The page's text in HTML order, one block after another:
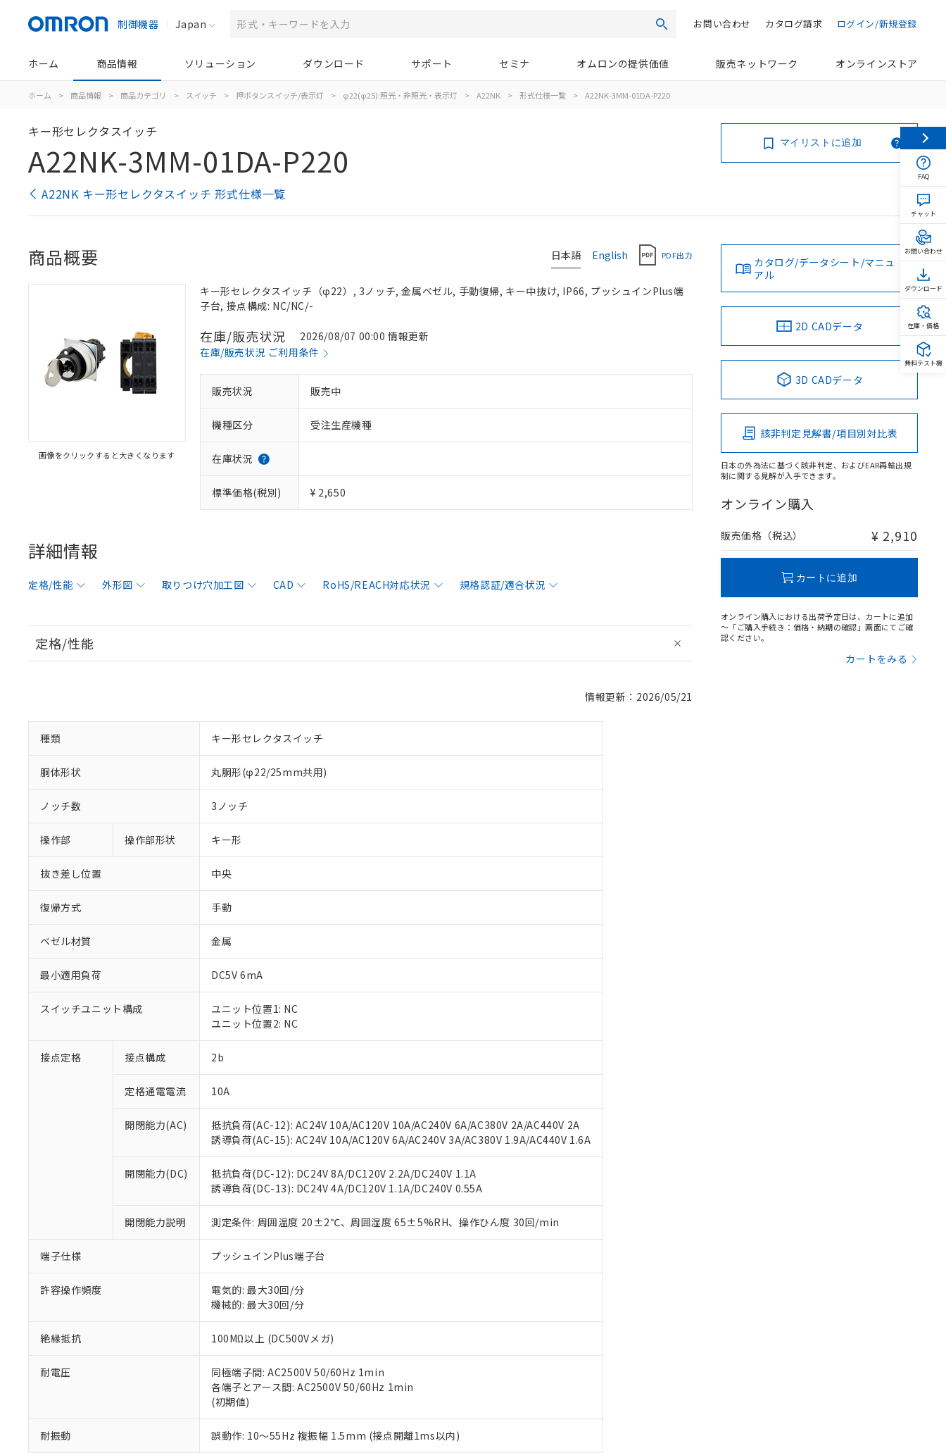
制御機器 Japan 検索 ログイン/新規登録
カタログ請求
お問い合わせ
ホーム 商品情報 ソリューション ダウンロード サポート セミナ オムロンの提供価値 販売ネットワーク オンラインストア
ホーム > 商品情報 > 商品カテゴリ > スイッチ > 押ボタンスイッチ/表示灯 > φ22(φ25):照光・非照光・表示灯 > A22NK > 形式仕様一覧 > A22NK-3MM-01DA-P220
キー形セレクタスイッチ
A22NK-3MM-01DA-P220
A22NK キー形セレクタスイッチ 形式仕様一覧
マイリストに追加
日本語 English PDF出力
商品概要
画像をクリックすると大きくなります
キー形セレクタスイッチ（φ22）, 3ノッチ, 金属ベゼル, 手動復帰, キー中抜け, IP66, プッシュインPlus端
子台, 接点構成: NC/NC/-
在庫/販売状況
2026/08/07 00:00 情報更新
在庫/販売状況 ご利用条件
販売状況 販売中
機種区分 受注生産機種
在庫状況
標準価格(税別) ¥ 2,650
詳細情報
定格/性能 外形図 取りつけ穴加工図 CAD RoHS/REACH対応状況 規格認証/適合状況
定格/性能
情報更新：2026/05/21
種類 キー形セレクタスイッチ
胴体形状 丸胴形(φ22/25mm共用)
ノッチ数 3ノッチ
操作部 操作部形状 キー形
抜き差し位置 中央
復帰方式 手動
ベゼル材質 金属
最小適用負荷 DC5V 6mA
スイッチユニット構成
ユニット位置1: NC
ユニット位置2: NC
接点定格 接点構成 2b
定格通電電流 10A
開閉能力(AC)
抵抗負荷(AC-12): AC24V 10A/AC120V 10A/AC240V 6A/AC380V 2A/AC440V 2A
誘導負荷(AC-15): AC24V 10A/AC120V 6A/AC240V 3A/AC380V 1.9A/AC440V 1.6A
開閉能力(DC)
抵抗負荷(DC-12): DC24V 8A/DC120V 2.2A/DC240V 1.1A
誘導負荷(DC-13): DC24V 4A/DC120V 1.1A/DC240V 0.55A
開閉能力説明 測定条件: 周囲温度 20±2℃、周囲湿度 65±5%RH、操作ひん度 30回/min
端子仕様 プッシュインPlus端子台
許容操作頻度
電気的: 最大30回/分
機械的: 最大30回/分
絶縁抵抗 100MΩ以上 (DC500Vメガ)
耐電圧
同極端子間: AC2500V 50/60Hz 1min
各端子とアース間: AC2500V 50/60Hz 1min
(初期値)
耐振動 誤動作: 10～55Hz 複振幅 1.5mm (接点開離1ms以内)
カタログ/データシート/マニュ
アル
2D CADデータ
3D CADデータ
該非判定見解書/項目別対比表
日本の外為法に基づく該非判定、およびEAR再輸出規
制に関する見解が入手できます。
オンライン購入
販売価格（税込） ¥ 2,910
カートに追加
オンライン購入における出荷予定日は、カートに追加
～「ご購入手続き：価格・納期の確認」画面にてご確
認ください。
カートをみる
ご利用条件
以下の条件をお読みいただき、同意のうえご利用ください。
くものです。
当社制御機器事業取扱商品の中には、本サービスの対象外となる商品もあることをご了承ください。
在庫状況および標準価格照会結果は、記載している更新日時点での社内データに基づき作成されるも
のであり、閲覧された時点での実際の在庫および標準価格とは異なる場合があることをご了承くださ
い。
正式な納期状況および標準価格はお客様のお取引先、またはお客様担当のオムロン制御機器販売店・
在庫状況および標準価格結果を当社の事前の承諾なく第三者に漏洩または開示しないようお願いしま
す。
マイパーツ機能（部品リスト作成サービス）をご利用いただくには、I-Webメンバーズにご登録され
ている必要があります。
お客様が当ウェブサイト上で当社にご登録された部品リストについて、当社および当社の共同利用者
が、当社の製品・サービスに関するお客様との取引・商談に必要な範囲で利用することをご了承くだ
さい。
※1 対応状況
対応済み：EU RoHS指令（10物質）の非含有に対応した製品が提供可能な商品です。
対応予定なし：EU RoHS指令（10物質）の非含有に非対応の商品で、対応品を出す予定はありません。
調査・確認中：EU RoHS指令（10物質）の非含有の対応状況を調査中または確認中の商品です。
仕入先様の事情により、非含有部品としていたものが、含有品と判明した場合などやむを得ず変更すること
があります。
鉛(Pb) 1000ppm以下、 水銀(Hg) 1000ppm以下、 カドミウム(Cd) 100ppm以下、
六価クロム(Cr(Ⅵ)) 1000ppm以下、ポリ臭化ビフェニル類(PBB) 1000ppm以下、ポリ臭化ジフェニルエーテル類(PBDE) 1000ppm以下、
フタル酸ビス(2-エチルヘキシル) (DEHP)(別名：DOP) 1000ppm以下、フタル酸ブチルベンジル（BBP） 1000ppm以下、フタル酸ジブチ
ル（DBP） 1000ppm以下、フタル酸ジイソブチル (DIBP) 1000ppm以下
但し、RoHS指令で産業用監視および制御機器に対する適用除外項目は除く。
フタル酸エステル類の４物質については閾値を超える意図的な使用がないことを確認しています。
部品在庫の切り替え状況などにより、予定月が前後することがあります。
※3 非含有証明書ダウンロード
下記の非含有証明書をダウンロードすることができます。
EU RoHS指令（10物質）の非含有証明書
51物質の非含有証明書（当社基準）
※本証明書は発行日時点で非含有を証明するもので、過去に遡って非含有を証明するものではありません。
※1 中国RoHS○×表
「○」：最大均質材料含有率が中国RoHSの基準値以下であることを示します。
「×」：最大均質材料含有率が中国RoHSの基準値を超えていることを示します。
「－」：未確認です。当社販売部門へお問い合わせください。
Cr(Ⅵ)(六価クロム) : 1000ppm、 PBBs(ポリ臭化ビフェニル類) : 1000ppm、 PBDEs(ポリ臭化ジフェニルエーテル類) : 1000ppm、
※2 環境保護使用期限
「ｅ」：有害物質（10物質）のすべてが基準値以下であることを示します。
味します。
「－」：未確認です。当社販売部門へお問い合わせください。
う）を輸出または国外への提供する場合は、日本国政府の輸出許可(または役務取引許可)を取得する
などの必要な手続きをとります。
当社は規制貨物を破棄する場合は、完全に破砕するなど、違法に輸出されないよう必要な手段を講じ
ます。
当社は貴社製品を、核兵器、ミサイル、化学兵器、生物兵器またはその他武器並びにこれらの製造装
置等に一切使用いたしません。
また当社は、販売先および販売に係わる関係者が違法に輸出するおそれがある場合は、取り引きをい
たしません。
合意する
記
説明
－
在庫なし(最新の在庫状況については、お客様のお取引先、またはお客様担当のオムロン制御
機器販売店・当社販売員にご確認ください)
受注生産機種、また在庫状況の情報を公開していない機種
FAQ
チャット
お問い合わせ
ダウンロード
在庫・価格
無料テスト機